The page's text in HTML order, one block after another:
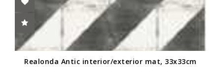
Realonda Antic interior/exterior mat, 33x33cm